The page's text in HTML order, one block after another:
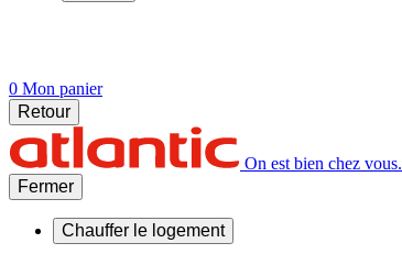
0 Mon panier
Retour
On est bien chez vous.
Fermer
Chauffer le logement